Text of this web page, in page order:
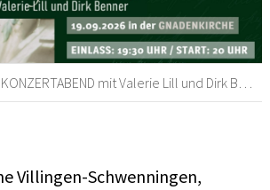
KONZERTABEND mit Valerie Lill und Dirk Benner, Villingen-Schwenningen
Villingen-Schwenningen,